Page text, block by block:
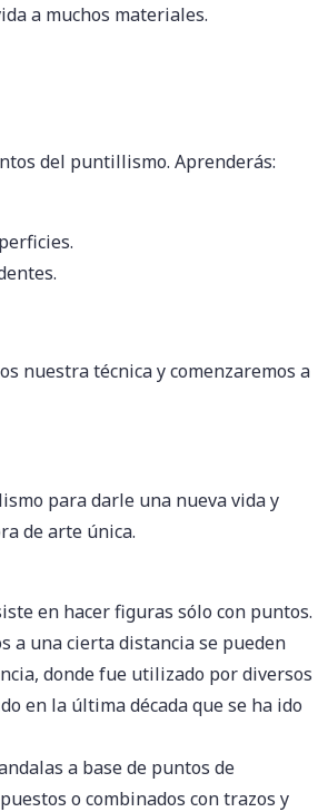
a muchos materiales.
del puntillismo. Aprenderás:
nuestra técnica y comenzaremos a
para darle una nueva vida y
de arte única.
en hacer figuras sólo con puntos.
a una cierta distancia se pueden
donde fue utilizado por diversos
en la última década que se ha ido
a base de puntos de
o combinados con trazos y